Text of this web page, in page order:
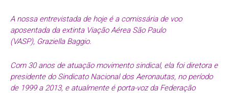
A nossa entrevistada de hoje é a comissária de voo
aposentada da extinta Viação Aérea São Paulo
(VASP), Graziella Baggio.
Com 30 anos de atuação movimento sindical, ela foi diretora e
presidente do Sindicato Nacional dos Aeronautas, no período
de 1999 a 2013, e atualmente é porta-voz da Federação